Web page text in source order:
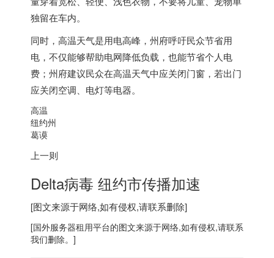
独留在车内。
同时，高温天气是用电高峰，州府呼吁民众节省用
电，不仅能够帮助电网降低负载，也能节省个人电
费；州府建议民众在高温天气中应关闭门窗，若出门
应关闭空调、电灯等电器。
高温
纽约州
葛谟
上一则
Delta病毒 纽约市传播加速
[图文来源于网络,如有侵权,请联系删除]
[国外服务器租用平台的图文来源于网络,如有侵权,请联系
我们删除。]